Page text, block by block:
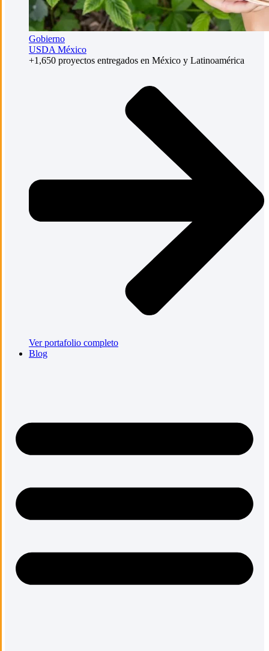
Gobierno
USDA México
+1,650 proyectos entregados en México y Latinoamérica
Ver portafolio completo
Blog